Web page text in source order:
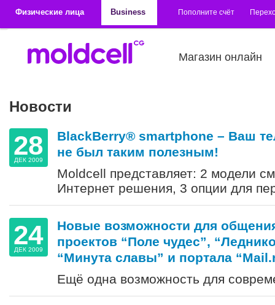
Физические лица
Business Пополните счёт
Магазин онлайн
Новости
28
ДЕК 2009
BlackBerry® smartphone – Ваш
не был таким полезным!
Moldcell представляет: 2 модели
Интернет решения, 3 опции для
24
ДЕК 2009
Новые возможности для
проектов “Поле чудес”,
“Минута славы” и портала
Ещё одна возможность для